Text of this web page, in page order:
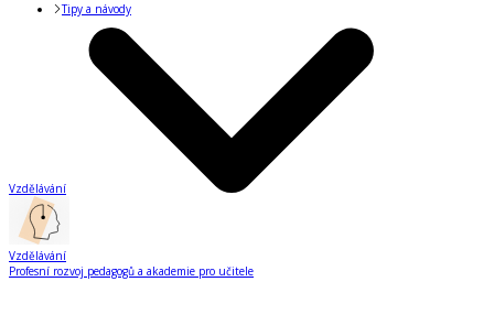
Tipy a návody
Vzdělávání
Vzdělávání
Profesní rozvoj pedagogů a akademie pro učitele